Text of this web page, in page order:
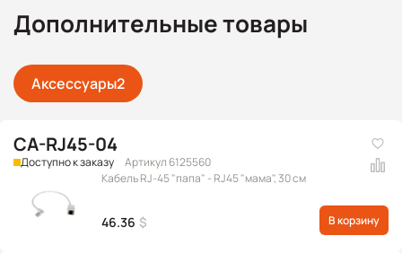
Дополнительные товары
Аксессуары2
CA-RJ45-04
Доступно к заказу
Артикул 6125560
Кабель RJ-45 "папа" - RJ45 "мама", 30 см
46.36 $ В корзину